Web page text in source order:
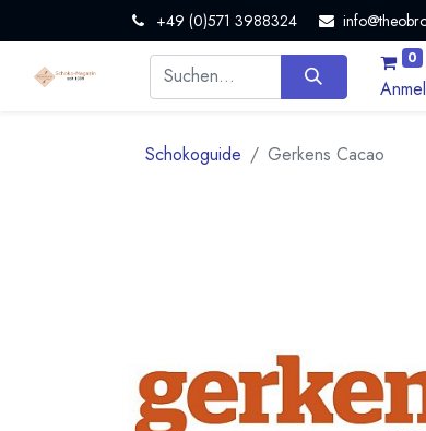
+49 (0)571 3988324
0
Schokoguide Gerkens Cacao